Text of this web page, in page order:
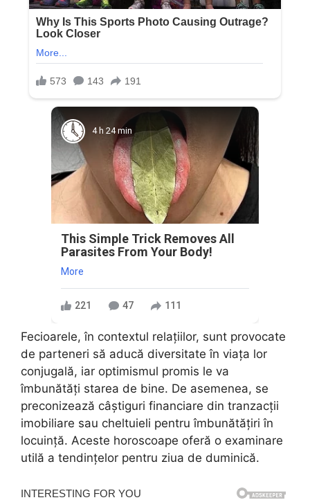
4 h 24 min
This Simple Trick Removes All
Parasites From Your Body!
More
221 47 111
Fecioarele, în contextul relațiilor, sunt provocate
de parteneri să aducă diversitate în viața lor
conjugală, iar optimismul promis le va
îmbunătăți starea de bine. De asemenea, se
preconizează câștiguri financiare din tranzacții
imobiliare sau cheltuieli pentru îmbunătățiri în
locuință. Aceste horoscoape oferă o examinare
utilă a tendințelor pentru ziua de duminică.